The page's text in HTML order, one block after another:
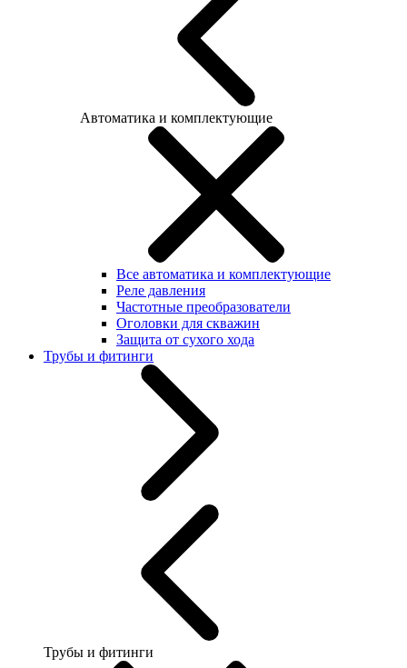
Автоматика и комплектующие
Все автоматика и комплектующие
Реле давления
Частотные преобразователи
Оголовки для скважин
Защита от сухого хода
Трубы и фитинги
Трубы и фитинги